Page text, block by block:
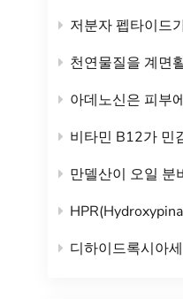
저분자 펩타이드가 정
천연물질을 계면활성제로
아데노신은 피부
비타민 B12가 민감한 피부
만델산이 오일 분비
HPR(Hydroxypinacolone Retinoate)
디하이드록시아세톤은 실제